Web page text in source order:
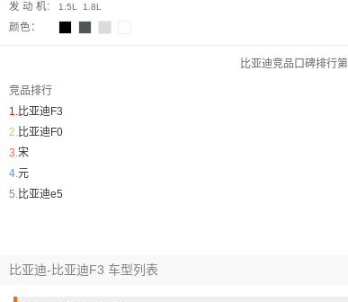
发 动 机: 1.5L 1.8L
颜色：
比亚迪竞品口碑排行第
竞品排行
1.比亚迪F3
2.比亚迪F0
3.宋
4.元
5.比亚迪e5
比亚迪-比亚迪F3 车型列表